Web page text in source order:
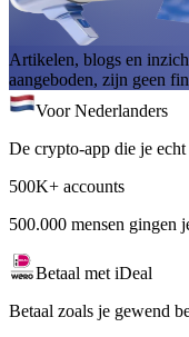
Artikelen, blogs en
aangeboden, zijn geen
Voor Nederlanders
De crypto-app die je
500K+ accounts
500.000 mensen gingen
Betaal met iDeal
Betaal zoals je gewend